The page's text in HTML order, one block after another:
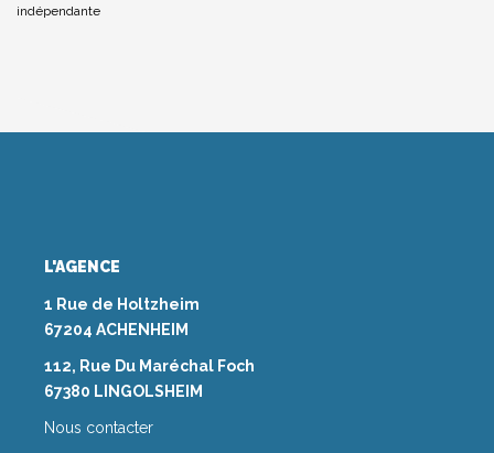
indépendante
L'AGENCE
1 Rue de Holtzheim
67204 ACHENHEIM
112, Rue Du Maréchal Foch
67380 LINGOLSHEIM
Nous contacter